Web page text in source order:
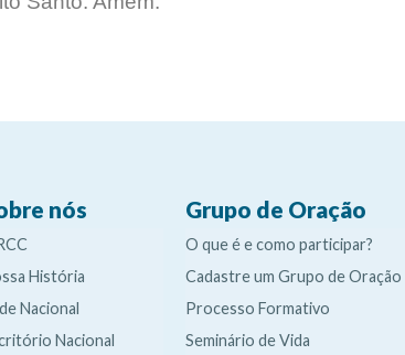
nós
História
Nacional
Nacional
Grupo de Oração
O que é e como participar?
Cadastre um Grupo de Oração
Processo Formativo
Seminário de Vida